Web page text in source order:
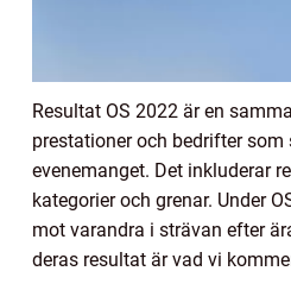
Resultat OS 2022 är en
prestationer och bedrifter som
evenemanget. Det inkluderar
kategorier och grenar. Under
mot varandra i strävan efter
deras resultat är vad vi